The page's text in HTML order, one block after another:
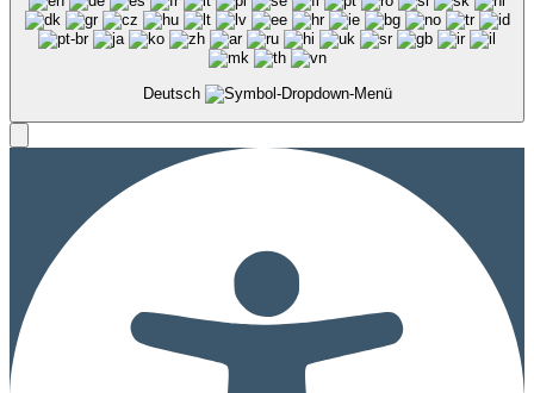
Deutsch